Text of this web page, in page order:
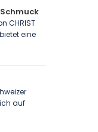
Schmuck
CHRIST
eine
auf